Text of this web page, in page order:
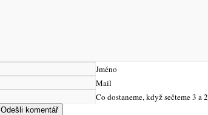
Jméno
Mail
Co dostaneme, když sečteme 3 a 2